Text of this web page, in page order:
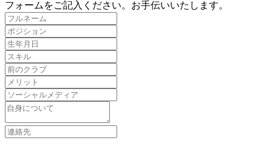
フォームをご記入ください。お手伝いいたします。